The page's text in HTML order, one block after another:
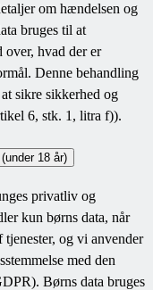
om hændelsen og
bruges til at
hvad der er
Denne behandling
sikre sikkerhed og
6, stk. 1, litra f)).
18 år)
privatliv og
kun børns data, når
og vi anvender
med den
Børns data bruges